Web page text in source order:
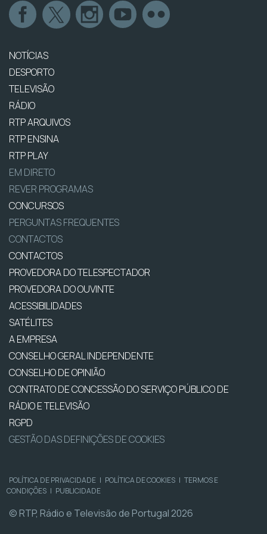
NOTÍCIAS
DESPORTO
TELEVISÃO
RÁDIO
RTP ARQUIVOS
RTP ENSINA
RTP PLAY
EM DIRETO
REVER PROGRAMAS
CONCURSOS
PERGUNTAS FREQUENTES
CONTACTOS
CONTACTOS
PROVEDORA DO TELESPECTADOR
PROVEDORA DO OUVINTE
ACESSIBILIDADES
SATÉLITES
A EMPRESA
CONSELHO GERAL INDEPENDENTE
CONSELHO DE OPINIÃO
CONTRATO DE CONCESSÃO DO SERVIÇO PÚBLICO DE
RÁDIO E TELEVISÃO
RGPD
GESTÃO DAS DEFINIÇÕES DE COOKIES
POLÍTICA DE PRIVACIDADE | POLÍTICA DE COOKIES | TERMOS E
CONDIÇÕES | PUBLICIDADE
© RTP, Rádio e Televisão de Portugal 2026